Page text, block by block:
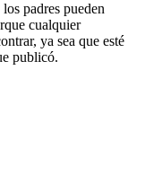
padres pueden
cualquier
ya sea que esté
publicó.